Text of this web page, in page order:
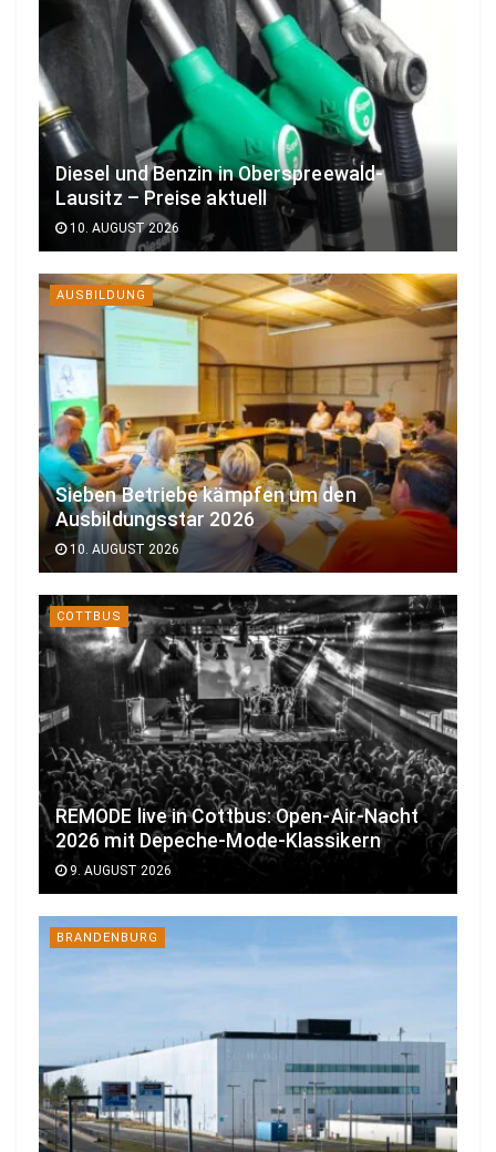
Diesel und Benzin in Oberspreewald-
Lausitz – Preise aktuell
10. AUGUST 2026
AUSBILDUNG
Sieben Betriebe kämpfen um den
Ausbildungsstar 2026
10. AUGUST 2026
COTTBUS
REMODE live in Cottbus: Open-Air-Nacht
2026 mit Depeche-Mode-Klassikern
9. AUGUST 2026
BRANDENBURG